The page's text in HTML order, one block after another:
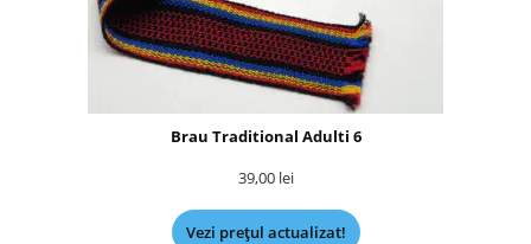
Brau Traditional Adulti 6
39,00 lei
Vezi prețul actualizat!